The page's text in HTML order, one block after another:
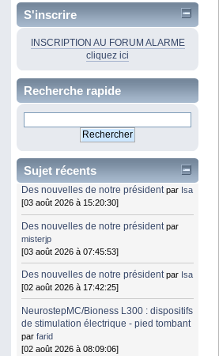
S'inscrire
INSCRIPTION AU FORUM ALARME
cliquez ici
Recherche rapide
Sujet récents
Des nouvelles de notre président par Isa
[03 août 2026 à 15:20:30]
Des nouvelles de notre président par
misterjp
[03 août 2026 à 07:45:53]
Des nouvelles de notre président par Isa
[02 août 2026 à 17:42:25]
NeurostepMC/Bioness L300 : dispositifs
de stimulation électrique - pied tombant
parfarid
[02 août 2026 à 08:09:06]